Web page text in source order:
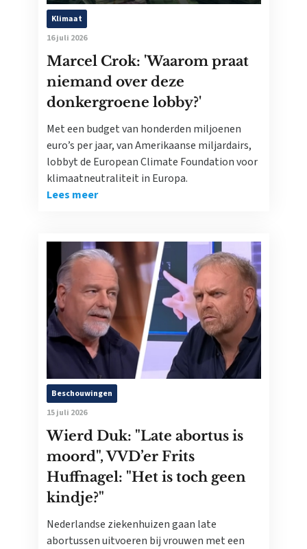
Klimaat
16 juli 2026
Marcel Crok: 'Waarom praat
niemand over deze
donkergroene lobby?'
Met een budget van honderden miljoenen
euro’s per jaar, van Amerikaanse miljardairs,
lobbyt de European Climate Foundation voor
klimaatneutraliteit in Europa.
Lees meer
Beschouwingen
15 juli 2026
Wierd Duk: "Late abortus is
moord", VVD’er Frits
Huffnagel: "Het is toch geen
kindje?"
Nederlandse ziekenhuizen gaan late
abortussen uitvoeren bij vrouwen met een